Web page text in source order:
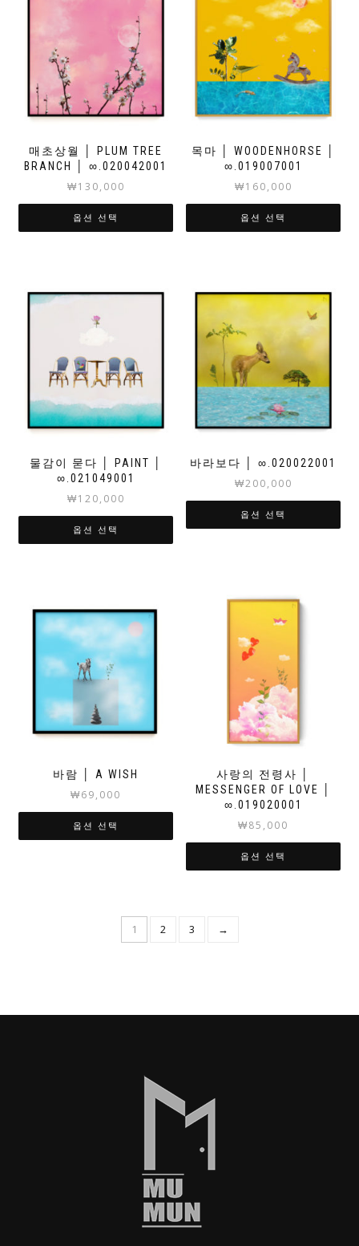
매초상월 │ PLUM TREE
BRANCH │ ∞.020042001
₩130,000
옵션 선택
목마 │ WOODENHORSE │
∞.019007001
₩160,000
옵션 선택
물감이 묻다 │ PAINT │
∞.021049001
₩120,000
옵션 선택
바라보다 │ ∞.020022001
₩200,000
옵션 선택
바람 │ A WISH
₩69,000
옵션 선택
사랑의 전령사 │
MESSENGER OF LOVE │
∞.019020001
₩85,000
옵션 선택
1 2 3 →